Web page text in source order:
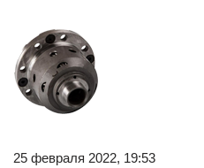
25 февраля 2022, 19:53